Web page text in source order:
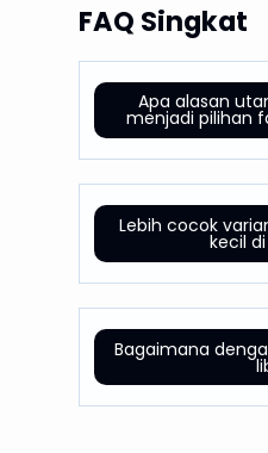
FAQ Singkat
Apa alasan
menjadi pilihan
Lebih cocok
kecil
Bagaimana